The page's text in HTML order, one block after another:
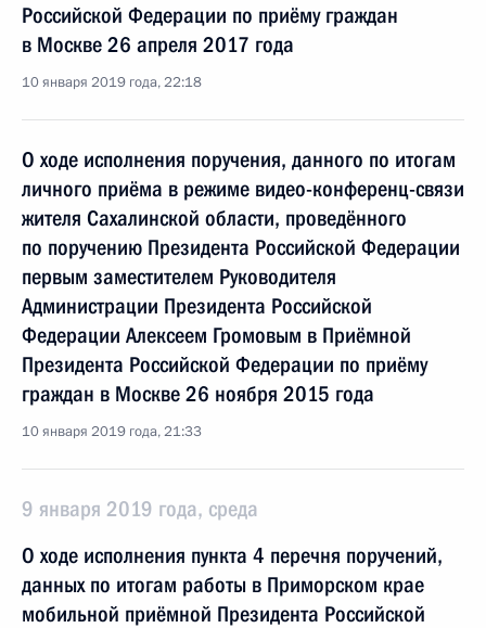
Российской Федерации по приёму граждан
в Москве 26 апреля 2017 года
10 января 2019 года, 22:18
О ходе исполнения поручения, данного по итогам
личного приёма в режиме видео-конференц-связи
жителя Сахалинской области, проведённого
по поручению Президента Российской Федерации
первым заместителем Руководителя
Администрации Президента Российской
Федерации Алексеем Громовым в Приёмной
Президента Российской Федерации по приёму
граждан в Москве 26 ноября 2015 года
10 января 2019 года, 21:33
9 января 2019 года, среда
О ходе исполнения пункта 4 перечня поручений,
данных по итогам работы в Приморском крае
мобильной приёмной Президента Российской